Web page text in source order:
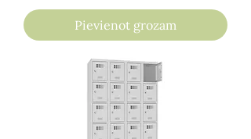
Pievienot grozam